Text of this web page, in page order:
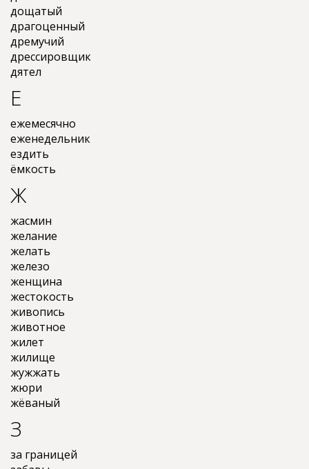
дощатый
драгоценный
дремучий
дрессировщик
дятел
Е
ежемесячно
еженедельник
ездить
ёмкость
Ж
жасмин
желание
желать
железо
женщина
жестокость
живопись
животное
жилет
жилище
жужжать
жюри
жёваный
З
за границей